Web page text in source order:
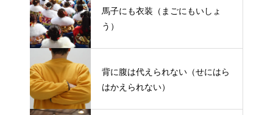
馬子にも衣装（まごにもいしょ
う）
背に腹は代えられない（せにはら
はかえられない）